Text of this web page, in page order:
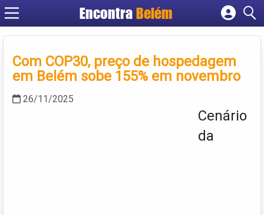
EncontraBelém
Cadastrar empresa
Criar conta
Com COP30, preço de hospedagem
em Belém sobe 155% em novembro
26/11/2025
Cenário
da